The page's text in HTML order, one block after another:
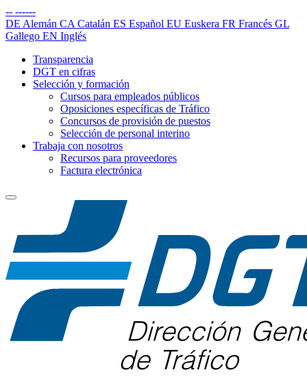
-- ------
DE Alemán CA Catalán ES Español EU Euskera FR Francés GL
Gallego EN Inglés
Transparencia
DGT en cifras
Selección y formación
Cursos para empleados públicos
Oposiciones específicas de Tráfico
Concursos de provisión de puestos
Selección de personal interino
Trabaja con nosotros
Recursos para proveedores
Factura electrónica